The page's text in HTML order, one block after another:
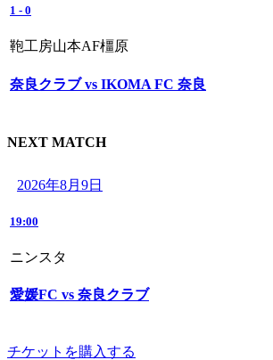
1 - 0
鞄工房山本AF橿原
奈良クラブ vs IKOMA FC 奈良
NEXT MATCH
2026年8月9日
19:00
ニンスタ
愛媛FC vs 奈良クラブ
チケットを購入する